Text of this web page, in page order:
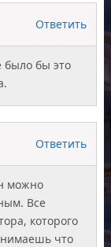
Ответить
бы это
Ответить
можно
Все
которого
что